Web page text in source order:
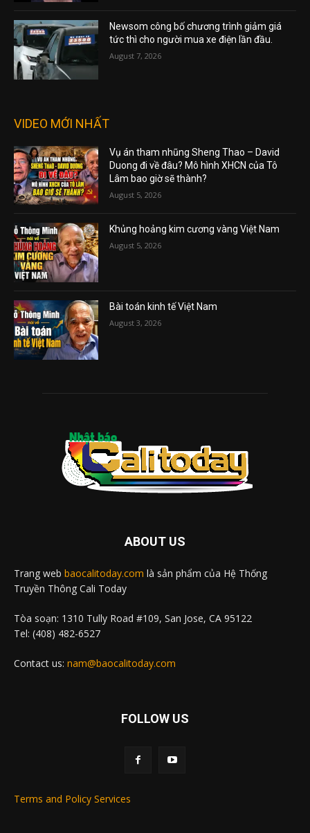
Newsom công bố chương trình giảm giá
tức thì cho người mua xe điện lần đầu.
August 7, 2026
VIDEO MỚI NHẤT
Vụ án tham nhũng Sheng Thao – David
Duong đi về đâu? Mô hình XHCN của Tô
Lâm bao giờ sẽ thành?
August 5, 2026
Khủng hoảng kim cương vàng Việt Nam
August 5, 2026
Bài toán kinh tế Việt Nam
August 3, 2026
ABOUT US
Trang web baocalitoday.com là sản phẩm của Hệ Thống
Truyền Thông Cali Today
Tòa soạn: 1310 Tully Road #109, San Jose, CA 95122
Tel: (408) 482-6527
Contact us: nam@baocalitoday.com
FOLLOW US
Terms and Policy Services